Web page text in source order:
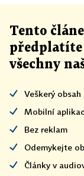
Tento
předplatíte
všechny
Veškerý obsah
Mobilní
Bez reklam
Odemykejte
Články v